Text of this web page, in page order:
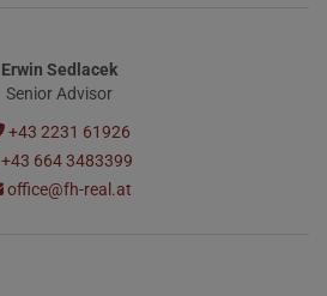
Erwin Sedlacek
Senior Advisor
+43 2231 61926
+43 664 3483399
office@fh-real.at